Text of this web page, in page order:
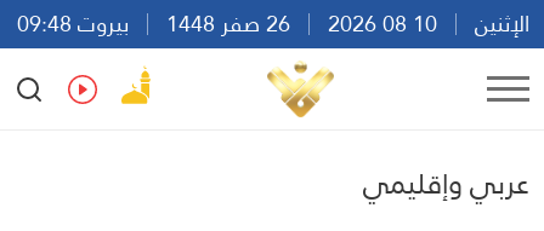
الإثنين
بيروت 09:48
Ar
En Fr Es
عربي وإقليمي